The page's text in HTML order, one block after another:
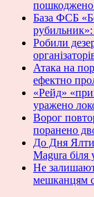
пошкоджено
База ФСБ
Робили
Атака на
ефектно
«Рейд»
уражено
Ворог
поранено
До Дня Ялти
Magura
Не
мешканцям